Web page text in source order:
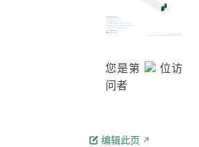
您是第
位访
问者
编辑此页